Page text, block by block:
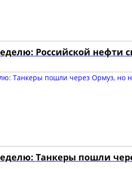
Российской нефти
Танкеры пошли